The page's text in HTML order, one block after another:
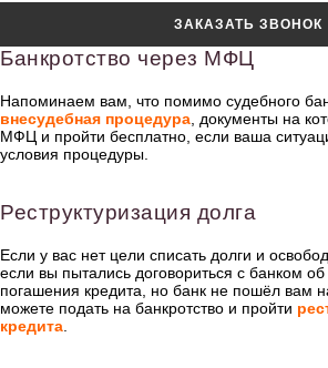
ЗАКАЗАТЬ ЗВОНОК
Банкротство через МФЦ
Напоминаем вам, что помимо судебного
внесудебная процедура , документы на
МФЦ и пройти бесплатно, если ваша
условия процедуры.
Реструктуризация долга
Если у вас нет цели списать долги и
если вы пытались договориться с банком
погашения кредита, но банк не пошёл вам
можете подать на банкротство и пройти
кредита